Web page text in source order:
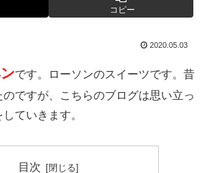
コピー
2020.05.03
です。ローソンのスイーツです。昔
ですが、こちらのブログは思い立っ
ていきます。
目次